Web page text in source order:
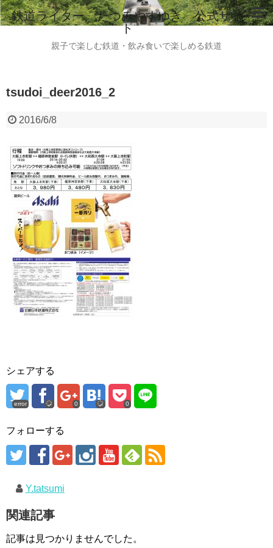
鉄道ライター たつみやすゆき 公式サイ
ト
親子で楽しむ鉄道・飲み食いで楽しめる鉄道
tsudoi_deer2016_2
2016/6/8
シェアする
error 0 0
フォローする
Y.tatsumi
関連記事
記事は見つかりませんでした。
instagram
ご意見・ご感想・お問い合わせはこちらから
全国のビール列車情報（2015.8現在）